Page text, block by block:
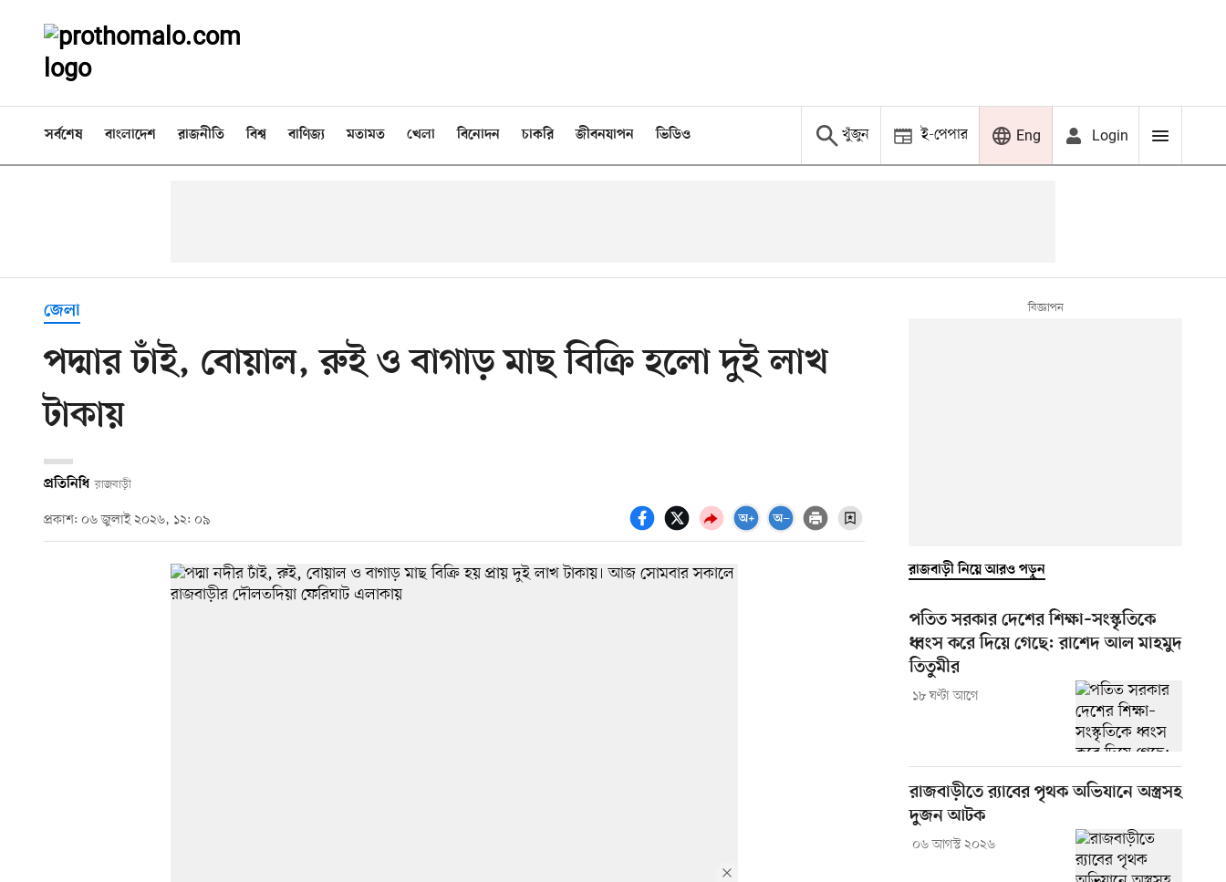
সর্বশেষ বাংলাদেশ রাজনীতি বিশ্ব বাণিজ্য মতামত খেলা বিনোদন চাকরি জীবনযাপন ভিডিও খুঁজুন ই-পেপার Eng Login
জেলা
পদ্মার ঢাঁই, বোয়াল, রুই ও বাগাড় মাছ বিক্রি হলো দুই লাখ
টাকায়
প্রতিনিধি রাজবাড়ী
প্রকাশ: ০৬ জুলাই ২০২৬, ১২: ০৯
রাজবাড়ী নিয়ে আরও পড়ুন
পতিত সরকার দেশের শিক্ষা–সংস্কৃতিকে
ধ্বংস করে দিয়ে গেছে: রাশেদ আল মাহমুদ
তিতুমীর
১৮ ঘণ্টা আগে
রাজবাড়ীতে র‍্যাবের পৃথক অভিযানে অস্ত্রসহ
দুজন আটক
০৬ আগস্ট ২০২৬